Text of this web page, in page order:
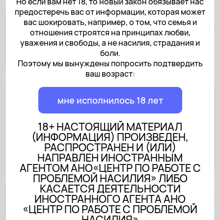
предостеречь вас от информации, которая может
вас шокировать, например, о том, что семья и
отношения строятся на принципах любви,
уважения и свободы, а не насилия, страдания и
боли.
Поэтому мы вынуждены попросить подтвердить
ваш возраст:
мне исполнилось 18 лет
18+ НАСТОЯЩИЙ МАТЕРИАЛ
(ИНФОРМАЦИЯ) ПРОИЗВЕДЕН,
РАСПРОСТРАНЕН И (ИЛИ)
НАПРАВЛЕН ИНОСТРАННЫМ
АГЕНТОМ АНО«ЦЕНТР ПО РАБОТЕ С
ПРОБЛЕМОЙ НАСИЛИЯ» ЛИБО
КАСАЕТСЯ ДЕЯТЕЛЬНОСТИ
ИНОСТРАННОГО АГЕНТА АНО
«ЦЕНТР ПО РАБОТЕ С ПРОБЛЕМОЙ
Очень важна укрепленная позиция мамы: «Да,
произошли такие печальные события, но сейчас я все
решила, я справилась, вот посмотри». Ребенок
должен знать, что мама за него, и если, например,
его обидит учитель в школе, то мама придет и
защитит.
Еще по теме:
Что делать, если партнер
применяет насилие к вашему
ребенку?
С детьми от трех лет и до младшего школьного
возраста можно играть в игрушки: в героев, которые
пришли, спасли и победили. С теми, кто уже в